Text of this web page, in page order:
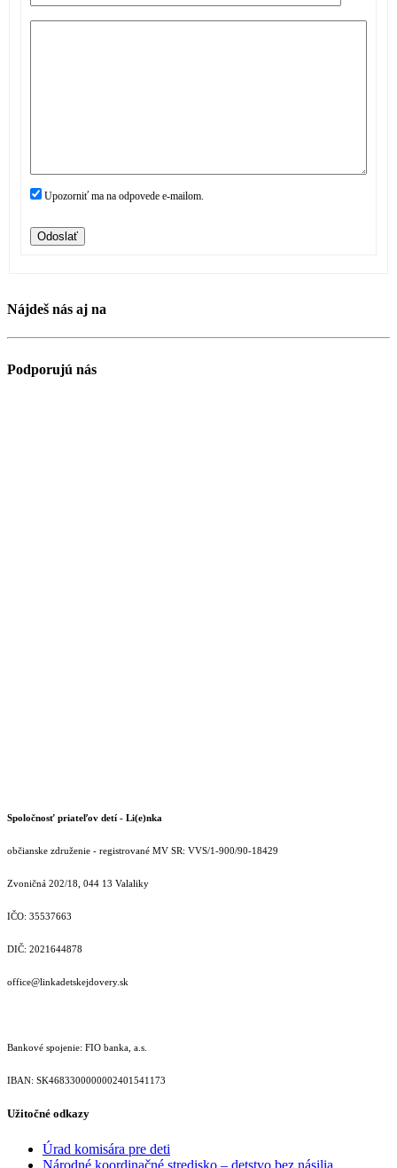
Upozorniť ma na odpovede e-mailom.
Odoslať
Nájdeš nás aj na
Podporujú nás
Spoločnosť priateľov detí - Li(e)nka
občianske združenie - registrované MV SR: VVS/1-900/90-18429
Zvoničná 202/18, 044 13 Valaliky
IČO: 35537663
DIČ: 2021644878
office@linkadetskejdovery.sk
Bankové spojenie: FIO banka, a.s.
IBAN: SK46833000000­02401541173
Užitočné odkazy
Úrad komisára pre deti
Národné koordinačné stredisko – detstvo bez násilia